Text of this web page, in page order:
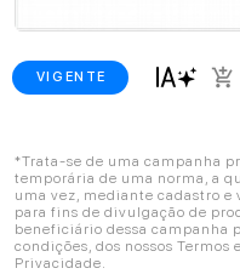
VIGENTE add_shopping_cart
*Trata-se de uma campanha
temporária de uma norma, a
uma vez, mediante cadastro e
para fins de divulgação de
beneficiário dessa campanha
condições, dos nossos Termos
Privacidade.